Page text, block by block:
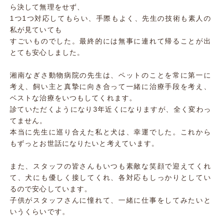
ら決して無理をせず、
1つ1つ対応してもらい、手際もよく、先生の技術も素人の
私が見ていても
すごいものでした。最終的には無事に連れて帰ることが出
とても安心しました。
湘南なぎさ動物病院の先生は、ペットのことを常に第一に
考え、飼い主と真摯に向き合って一緒に治療手段を考え、
ベストな治療をいつもしてくれます。
診ていただくようになり3年近くになりますが、全く変わっ
てません。
本当に先生に巡り合えた私と犬は、幸運でした。これから
もずっとお世話になりたいと考えています。
また、スタッフの皆さんもいつも素敵な笑顔で迎えてくれ
て、犬にも優しく接してくれ、各対応もしっかりとしてい
るので安心しています。
子供がスタッフさんに憧れて、一緒に仕事をしてみたいと
いうくらいです。